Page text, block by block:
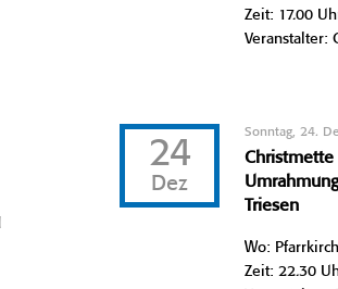
Zeit: 17.00
Veranstalter:
24
Dez
Sonntag, 24.
Triesen
Wo:
Zeit: 22.30